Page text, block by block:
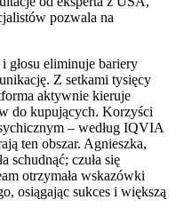
pozwala na
głosu eliminuje bariery
Z setkami tysięcy
aktywnie kieruje
do kupujących. Korzyści
– według IQVIA
ten obszar. Agnieszka,
schudnąć; czuła się
otrzymała wskazówki
osiągając sukces i większą